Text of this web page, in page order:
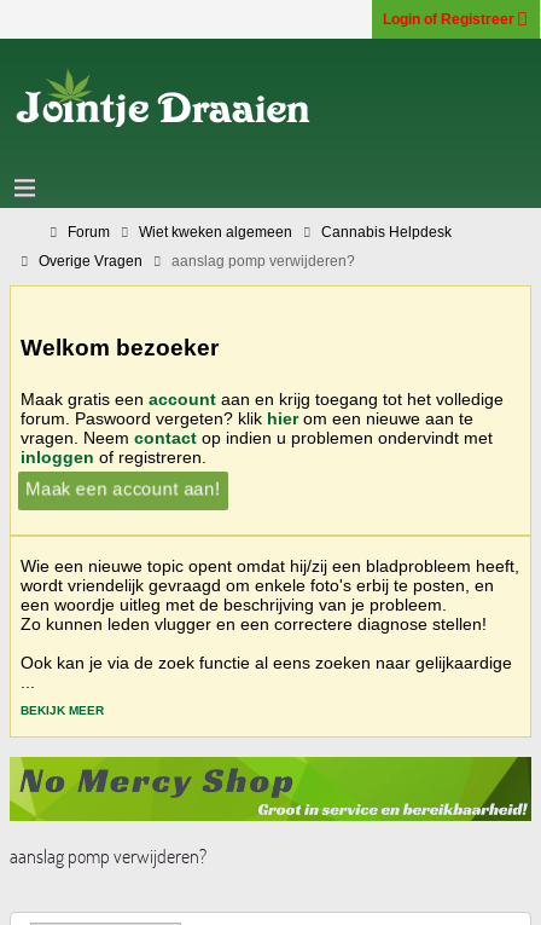
Login of Registreer
Forum Wiet kweken algemeen
Cannabis Helpdesk
Overige Vragen
aanslag pomp verwijderen?
Welkom bezoeker
Maak gratis een account aan en krijg toegang tot het volledige
forum. Paswoord vergeten? klik hierom een nieuwe aan te
vragen. Neem contact op indien u problemen ondervindt met
inloggen of registreren.
Maak een account aan!
Wie een nieuwe topic opent omdat hij/zij een bladprobleem heeft,
wordt vriendelijk gevraagd om enkele foto's erbij te posten, en
een woordje uitleg met de beschrijving van je probleem.
Zo kunnen leden vlugger en een correctere diagnose stellen!
Ook kan je via de zoek functie al eens zoeken naar gelijkaardige
BEKIJK MEER
aanslag pomp verwijderen?